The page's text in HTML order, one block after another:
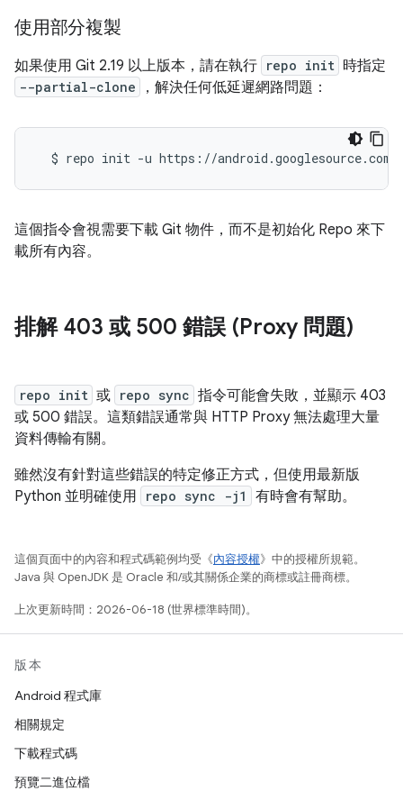
使用部分複製
如果使用 Git 2.19 以上版本，請在執行 repo init 時指定
--partial-clone ，解決任何低延遲網路問題：
$ repo init -u https://
這個指令會視需要下載 Git 物件，而不是初始化 Repo 來下
載所有內容。
排解 403 或 500 錯誤 (Proxy 問題)
repo init 或 repo sync 指令可能會失敗，並顯示 403
或 500 錯誤。這類錯誤通常與 HTTP Proxy 無法處理大量
資料傳輸有關。
雖然沒有針對這些錯誤的特定修正方式，但使用最新版
Python 並明確使用
repo sync -j1 有時會有幫助。
這個頁面中的內容和程式碼範例均受《內容授權》中的授權所規範。
Java 與 OpenJDK 是 Oracle 和/或其關係企業的商標或註冊商標。
上次更新時間：2026-06-18 (世界標準時間)。
版本
Android 程式庫
相關規定
下載程式碼
預覽二進位檔